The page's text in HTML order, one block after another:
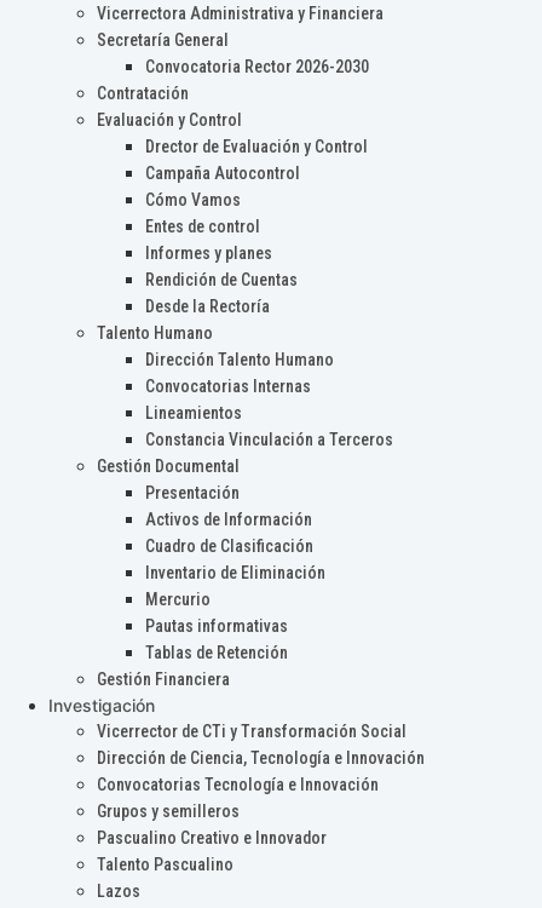
Vicerrectora Administrativa y Financiera
Secretaría General
Convocatoria Rector 2026-2030
Contratación
Evaluación y Control
Drector de Evaluación y Control
Campaña Autocontrol
Cómo Vamos
Entes de control
Informes y planes
Rendición de Cuentas
Desde la Rectoría
Talento Humano
Dirección Talento Humano
Convocatorias Internas
Lineamientos
Constancia Vinculación a Terceros
Gestión Documental
Presentación
Activos de Información
Cuadro de Clasificación
Inventario de Eliminación
Mercurio
Pautas informativas
Tablas de Retención
Gestión Financiera
Investigación
Vicerrector de CTi y Transformación Social
Dirección de Ciencia, Tecnología e Innovación
Convocatorias Tecnología e Innovación
Grupos y semilleros
Pascualino Creativo e Innovador
Talento Pascualino
Lazos